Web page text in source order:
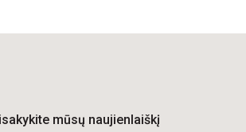
mūsų naujienlaiškį